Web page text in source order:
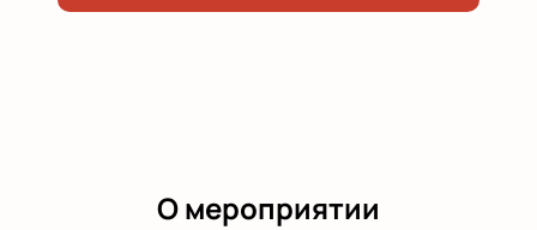
О мероприятии